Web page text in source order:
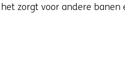
zorgt voor andere banen